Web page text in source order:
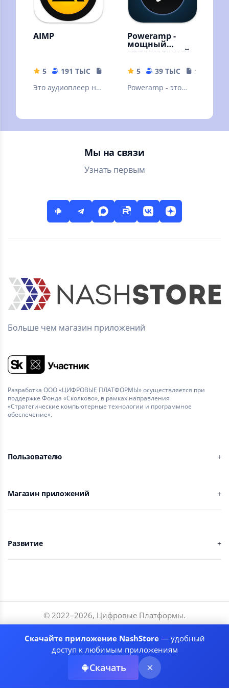
AIMP
5 191 ТЫС
19.34 MB
Это аудиоплеер на
Android
Poweramp -
мощный
музыкальный
5 39 ТЫС
18.69 MB
Poweramp - это
Андроида.
Пробная версия
Мы на связи
Узнать первым
Больше чем магазин приложений
Разработка ООО «ЦИФРОВЫЕ ПЛАТФОРМЫ» осуществляется при
поддержке Фонда «Сколково», в рамках направления
«Стратегические компьютерные технологии и программное
обеспечение».
Пользователю
Магазин приложений
Развитие
© 2022–2026, Цифровые Платформы.
Разработчики
Соглашение
Рекомендательные системы
Скачайте приложение NashStore— удобный
доступ к любимым приложениям
Скачать